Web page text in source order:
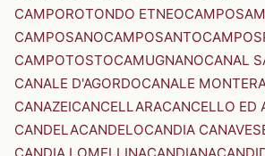
CAMPOROTONDO ETNEO
CAMPOSANOCAMPOSANTO
CAMPOTOSTOCAMUGNANOCANAL
CANALE D'AGORDOCANALE
CANAZEICANCELLARACANCELLO ED
CANDELACANDELOCANDIA